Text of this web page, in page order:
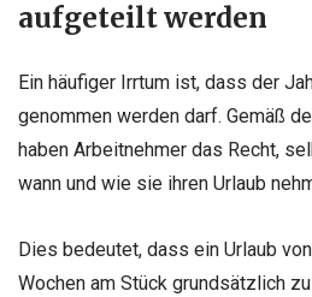
aufgeteilt werden
Ein häufiger Irrtum ist, dass der
genommen werden darf. Gemäß
haben Arbeitnehmer das Recht,
wann und wie sie ihren Urlaub
Dies bedeutet, dass ein Urlaub
Wochen am Stück grundsätzlich